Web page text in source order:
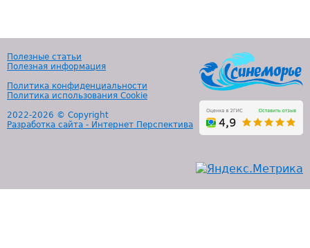
Полезные статьи
Полезная информация
Политика конфиденциальности
Политика использования Cookie
2022-2026 © Copyright
Разработка сайта - Интернет Перспектива